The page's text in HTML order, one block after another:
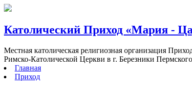
Католический Приход «Мария -
Местная католическая религиозная организация
Римско-Католической Церкви в г. Березники
Главная
Приход